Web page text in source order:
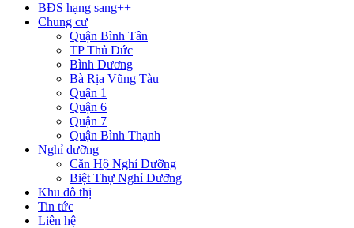
BĐS hạng sang++
Chung cư
Quận Bình Tân
TP Thủ Đức
Bình Dương
Bà Rịa Vũng Tàu
Quận 1
Quận 6
Quận 7
Quận Bình Thạnh
Nghỉ dưỡng
Căn Hộ Nghỉ Dưỡng
Biệt Thự Nghỉ Dưỡng
Khu đô thị
Tin tức
Liên hệ